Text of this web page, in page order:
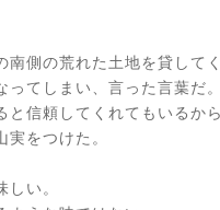
南側の荒れた土地を貸してく
てしまい、言った言葉だ。
信頼してくれてもいるか
をつけた。
い。